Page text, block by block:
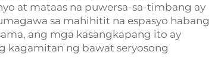
at mataas na puwersa-sa-timbang ay
sa mahihitit na espasyo habang
ang mga kasangkapang ito ay
kagamitan ng bawat seryosong